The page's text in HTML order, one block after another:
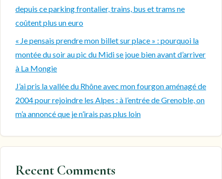
depuis ce parking frontalier, trains, bus et trams ne
coûtent plus un euro
« Je pensais prendre mon billet sur place » : pourquoi la
montée du soir au pic du Midi se joue bien avant d’arriver
à La Mongie
J’ai pris la vallée du Rhône avec mon fourgon aménagé de
2004 pour rejoindre les Alpes : à l’entrée de Grenoble, on
m’a annoncé que je n’irais pas plus loin
Recent Comments